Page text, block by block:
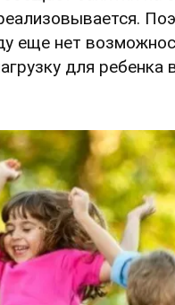
еще нет
для ребенка